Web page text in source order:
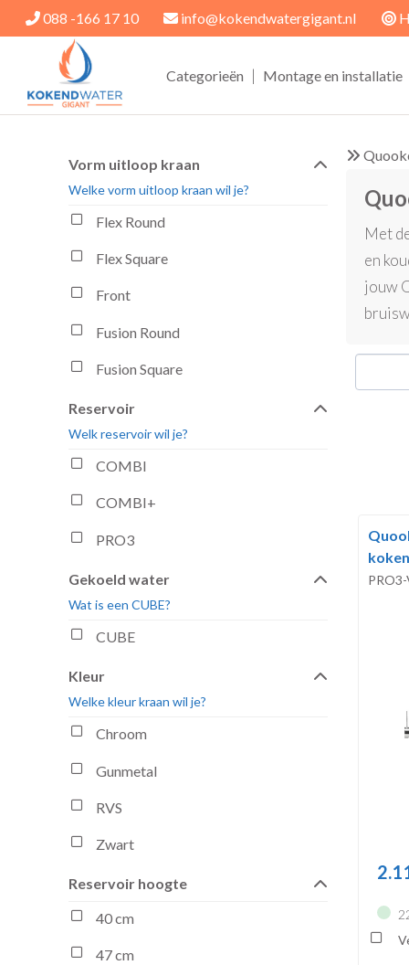
088 -166 17 10 info@kokendwatergigant.nl
Categorieën | Montage en installatie
Met
en
jouw
Vorm uitloop kraan
Welke vorm uitloop kraan wil je?
Flex Round
Flex Square
Front
Fusion Round
Fusion Square
Reservoir
Welk reservoir wil je?
COMBI
COMBI+
PRO3
Gekoeld water
Wat is een CUBE?
CUBE
Kleur
Welke kleur kraan wil je?
Chroom
Gunmetal
RVS
Zwart
Reservoir hoogte
40 cm
47 cm